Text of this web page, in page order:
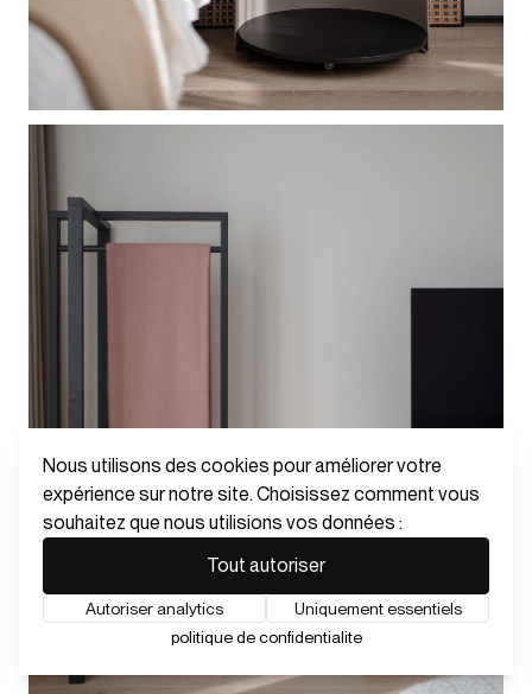
Nous utilisons des cookies pour améliorer votre
expérience sur notre site. Choisissez comment vous
souhaitez que nous utilisions vos données :
Tout autoriser
Autoriser analytics
Uniquement essentiels
politique de confidentialite